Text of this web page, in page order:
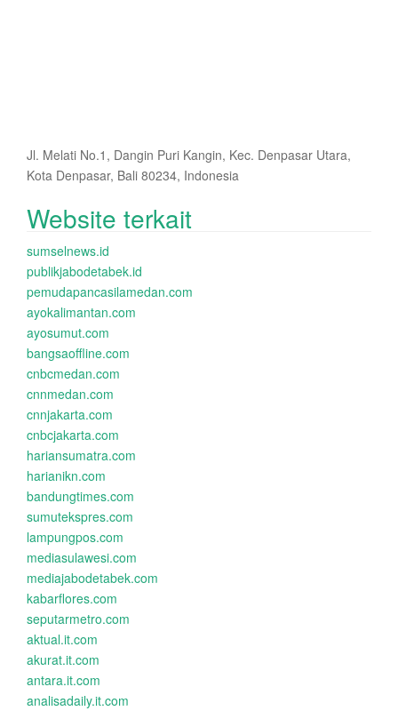
Jl. Melati No.1, Dangin Puri Kangin, Kec. Denpasar Utara,
Kota Denpasar, Bali 80234, Indonesia
Website terkait
sumselnews.id
publikjabodetabek.id
pemudapancasilamedan.com
ayokalimantan.com
ayosumut.com
bangsaoffline.com
cnbcmedan.com
cnnmedan.com
cnnjakarta.com
cnbcjakarta.com
hariansumatra.com
harianikn.com
bandungtimes.com
sumutekspres.com
lampungpos.com
mediasulawesi.com
mediajabodetabek.com
kabarflores.com
seputarmetro.com
aktual.it.com
akurat.it.com
antara.it.com
analisadaily.it.com